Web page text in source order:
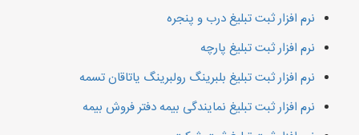
نرم افزار ثبت تبلیغ درب و پنجره
نرم افزار ثبت تبلیغ پارچه
نرم افزار ثبت تبلیغ بلبرینگ رولبرینگ یاتاقان تسمه
نرم افزار ثبت تبلیغ نمایندگی بیمه دفتر فروش بیمه